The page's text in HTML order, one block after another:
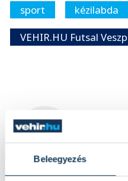
Beleegyezés
sport kézilabda
VEHIR.HU Futsal